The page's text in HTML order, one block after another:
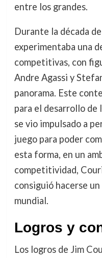
entre los grandes.
Durante la década
experimentaba una
competitivas, con
Andre Agassi y
panorama. Este
para el desarrollo de
se vio impulsado a
juego para poder
esta forma, en un
competitividad,
consiguió hacerse
mundial.
Logros y
Los logros de Jim